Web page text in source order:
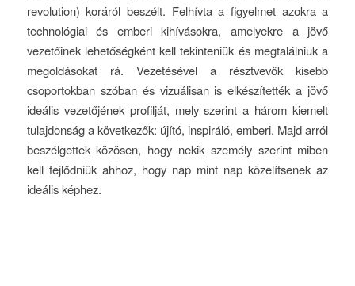
revolution) koráról beszélt. Felhívta a figyelmet azokra a
technológiai és emberi kihívásokra, amelyekre a jövő
vezetőinek lehetőségként kell tekinteniük és megtalálniuk a
megoldásokat rá. Vezetésével a résztvevők kisebb
csoportokban szóban és vizuálisan is elkészítették a jövő
ideális vezetőjének profilját, mely szerint a három kiemelt
tulajdonság a következők: újító, inspiráló, emberi. Majd arról
beszélgettek közösen, hogy nekik személy szerint miben
kell fejlődniük ahhoz, hogy nap mint nap közelítsenek az
ideális képhez.